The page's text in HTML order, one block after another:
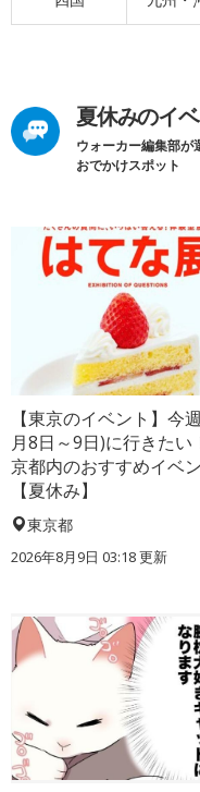
夏休みのイ
ウォーカー編集部が
おでかけスポット
【東京のイベント】今
月8日～9日)に行きたい
京都内のおすすめイベ
【夏休み】
東京都
2026年8月9日 03:18更新